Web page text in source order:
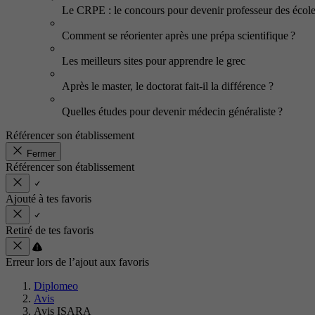
Le CRPE : le concours pour devenir professeur des
Comment se réorienter après une prépa scientifique ?
Les meilleurs sites pour apprendre le grec
Après le master, le doctorat fait-il la différence ?
Quelles études pour devenir médecin généraliste ?
Référencer son établissement
Fermer
Référencer son établissement
Ajouté à tes favoris
Retiré de tes favoris
Erreur lors de l’ajout aux favoris
Diplomeo
Avis
Avis ISARA